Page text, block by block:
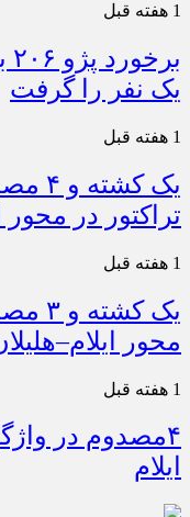
1 هفته قبل
یک نفر را گرفت
1 هفته قبل
یک
تراکتور در محور
1 هفته قبل
یک
محور
1 هفته قبل
۴مصدوم در
ایلام